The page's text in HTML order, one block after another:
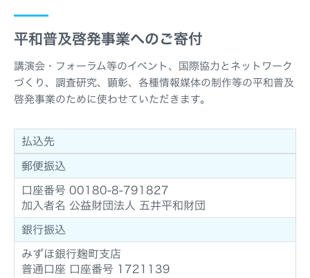
平和普及啓発事業へのご寄付
講演会・フォーラム等のイベント、国際協力とネットワーク
づくり、調査研究、顕彰、各種情報媒体の制作等の平和普及
啓発事業のために使わせていただきます。
払込先
郵便振込
口座番号 00180-8-791827
加入者名 公益財団法人 五井平和財団
銀行振込
みずほ銀行麹町支店
普通口座 口座番号 1721139